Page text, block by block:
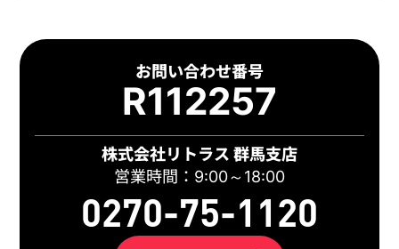
お問い合わせ番号
R112257
株式会社リトラス 群馬支店
営業時間：9:00～18:00
0270-75-1120